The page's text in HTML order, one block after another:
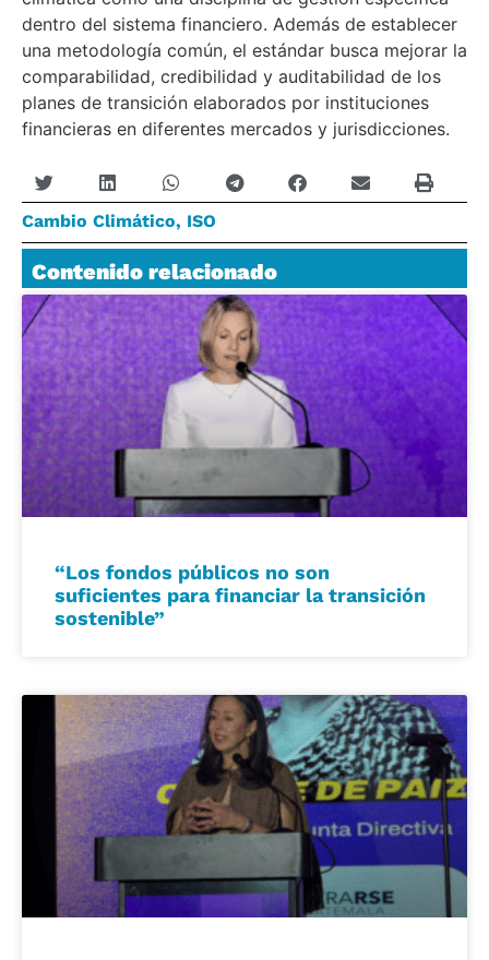
dentro del sistema financiero. Además de establecer
una metodología común, el estándar busca mejorar la
comparabilidad, credibilidad y auditabilidad de los
planes de transición elaborados por instituciones
financieras en diferentes mercados y jurisdicciones.
Cambio Climático, ISO
Contenido relacionado
“Los fondos públicos no son
suficientes para financiar la transición
sostenible”